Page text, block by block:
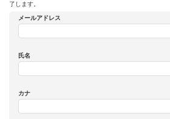
了します。
メールアドレス
氏名
カナ